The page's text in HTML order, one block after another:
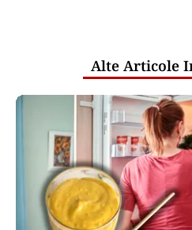
Alte Articole